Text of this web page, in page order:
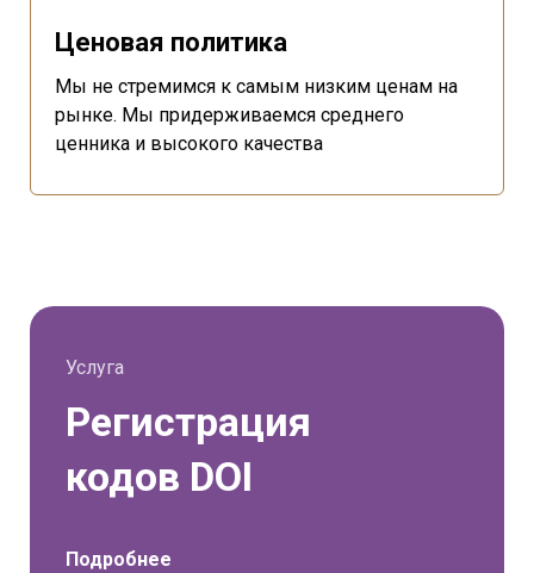
Ценовая политика
Мы не стремимся к самым низким ценам на
рынке. Мы придерживаемся среднего
ценника и высокого качества
Услуга
Регистрация
кодов DOI
Подробнее